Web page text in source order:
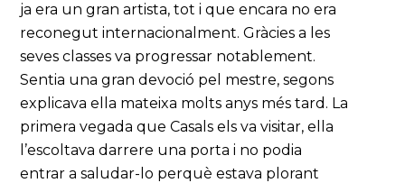
ja era un gran artista, tot i que encara no era
reconegut internacionalment. Gràcies a les
seves classes va progressar notablement.
Sentia una gran devoció pel mestre, segons
explicava ella mateixa molts anys més tard. La
primera vegada que Casals els va visitar, ella
l’escoltava darrere una porta i no podia
entrar a saludar-lo perquè estava plorant